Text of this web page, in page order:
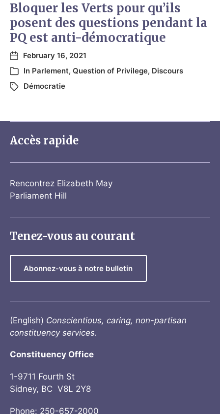
Bloquer les Verts pour qu’ils
posent des questions pendant la
PQ est anti-démocratique
February 16, 2021
In Parlement, Question of Privilege, Discours
Démocratie
Accès rapide
Rencontrez Elizabeth May
Parliament Hill
Tenez-vous au courant
Abonnez-vous à notre bulletin
(English) Conscientious, caring, non-partisan
constituency services.
Constituency Office
1-9711 Fourth St
Sidney, BC V8L 2Y8
Phone: 250-657-2000